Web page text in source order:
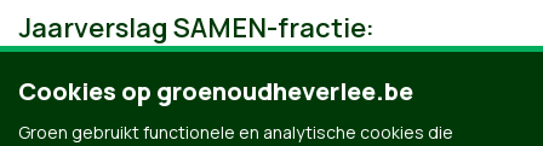
Jaarverslag SAMEN-fractie:
Cookies op groenoudheverlee.be
Groen gebruikt functionele en analytische cookies die